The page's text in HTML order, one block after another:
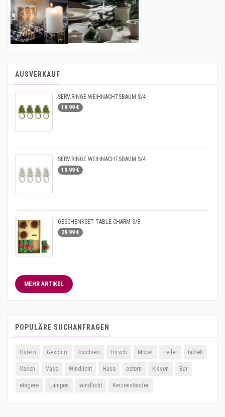
AUSVERKAUF
SERV.RINGE WEIHNACHTSBAUM S/4
19.99 €
SERV.RINGE WEIHNACHTSBAUM S/4
19.99 €
GESCHENKSET TABLE CHARM S/8
29.99 €
MEHR ARTIKEL
POPULÄRE SUCHANFRAGEN
Ostern Geschirr bicchieri Hirsch Möbel Teller tablett
Vasen Vase Windlicht Hase ostern Kissen Bar
etagere Lampen windlicht Kerzenständer